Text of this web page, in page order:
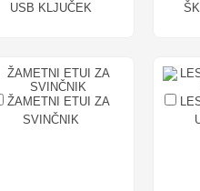
USB KLJUČEK
ŽAMETNI ETUI ZA
SVINČNIK